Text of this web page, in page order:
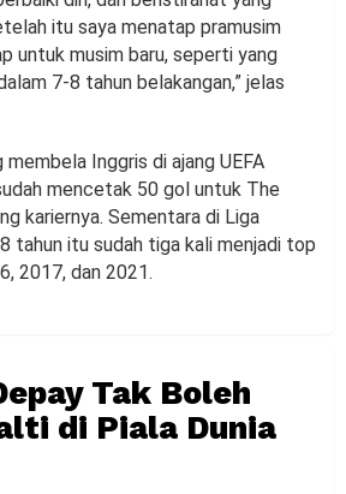
itu saya menatap pramusim
untuk musim baru, seperti yang
7-8 tahun belakangan,” jelas
membela Inggris di ajang UEFA
mencetak 50 gol untuk The
kariernya. Sementara di Liga
tahun itu sudah tiga kali menjadi top
2017, dan 2021.
Tak Boleh
di Piala Dunia